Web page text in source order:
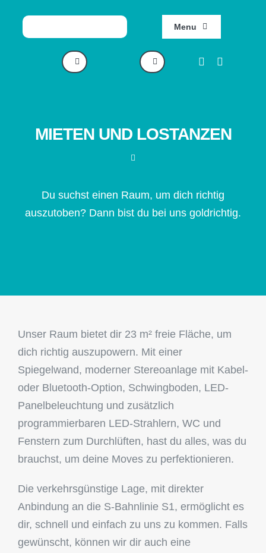
Menu
HOME
KURSE & WORKSHOPS
FAQ
MIETEN UND LOSTANZEN
Du suchst einen Raum, um dich richtig
auszutoben? Dann bist du bei uns goldrichtig.
Unser Raum bietet dir 23 m² freie Fläche, um
dich richtig auszupowern. Mit einer
Spiegelwand, moderner Stereoanlage mit Kabel-
oder Bluetooth-Option, Schwingboden, LED-
Panelbeleuchtung und zusätzlich
programmierbaren LED-Strahlern, WC und
Fenstern zum Durchlüften, hast du alles, was du
brauchst, um deine Moves zu perfektionieren.
Die verkehrsgünstige Lage, mit direkter
Anbindung an die S-Bahnlinie S1, ermöglicht es
dir, schnell und einfach zu uns zu kommen. Falls
gewünscht, können wir dir auch eine